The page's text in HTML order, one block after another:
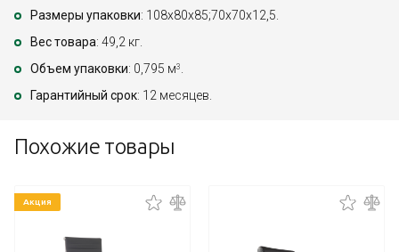
Размеры упаковки: 108x80x85;70x70x12,5.
Вес товара: 49,2 кг.
Объем упаковки: 0,795 м3
Гарантийный срок: 12 месяцев.
Похожие товары
Акция